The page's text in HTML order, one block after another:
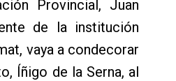
Provincial, Juan
de la institución
vaya a condecorar
Íñigo de la Serna, al